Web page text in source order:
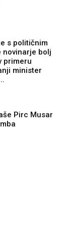
s političnim
novinarje bolj
primeru
minister
Pirc Musar